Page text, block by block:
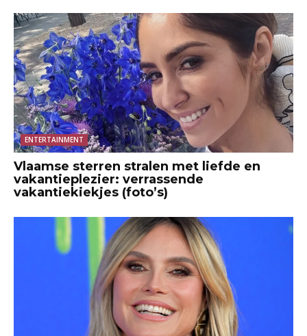
ENTERTAINMENT
Vlaamse sterren stralen met liefde en
vakantieplezier: verrassende
vakantiekiekjes (foto’s)